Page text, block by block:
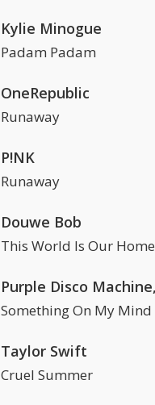
Kylie Minogue
Padam Padam
OneRepublic
Runaway
P!NK
Runaway
Douwe Bob
This World Is Our Home
Something On My Mind
Taylor Swift
Cruel Summer